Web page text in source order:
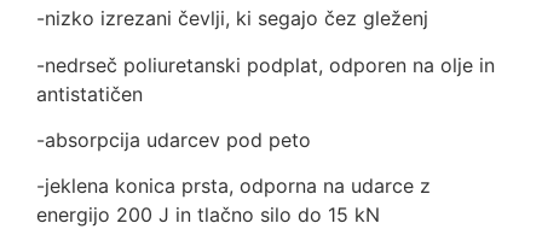
-nizko izrezani čevlji, ki segajo čez gleženj
-nedrseč poliuretanski podplat, odporen na olje in
antistatičen
-absorpcija udarcev pod peto
-jeklena konica prsta, odporna na udarce z
energijo 200 J in tlačno silo do 15 kN